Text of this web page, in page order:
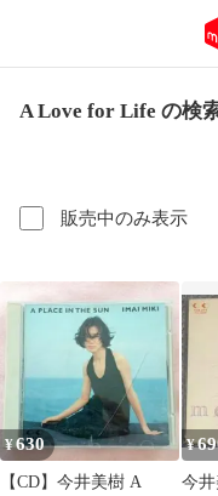
A Love for Life の検
販売中のみ表示
¥630
【CD】今井美樹 A
¥
今井